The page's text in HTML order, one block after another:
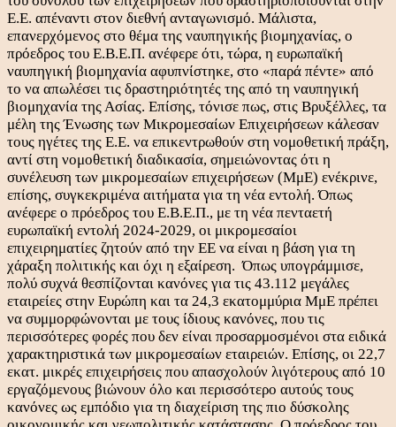
Ε.Ε. απέναντι στον διεθνή ανταγωνισμό. Μάλιστα,
επανερχόμενος στο θέμα της ναυπηγικής βιομηχανίας, ο
πρόεδρος του Ε.Β.Ε.Π. ανέφερε ότι, τώρα, η ευρωπαϊκή
ναυπηγική βιομηχανία αφυπνίστηκε, στο «παρά πέντε» από
το να απωλέσει τις δραστηριότητές της από τη ναυπηγική
βιομηχανία της Ασίας. Επίσης, τόνισε πως, στις Βρυξέλλες, τα
μέλη της Ένωσης των Μικρομεσαίων Επιχειρήσεων κάλεσαν
τους ηγέτες της Ε.Ε. να επικεντρωθούν στη νομοθετική πράξη,
αντί στη νομοθετική διαδικασία, σημειώνοντας ότι η
συνέλευση των μικρομεσαίων επιχειρήσεων (ΜμΕ) ενέκρινε,
επίσης, συγκεκριμένα αιτήματα για τη νέα εντολή. Όπως
ανέφερε ο πρόεδρος του Ε.Β.Ε.Π., με τη νέα πενταετή
ευρωπαϊκή εντολή 2024-2029, οι μικρομεσαίοι
επιχειρηματίες ζητούν από την ΕΕ να είναι η βάση για τη
χάραξη πολιτικής και όχι η εξαίρεση. Όπως υπογράμμισε,
πολύ συχνά θεσπίζονται κανόνες για τις 43.112 μεγάλες
εταιρείες στην Ευρώπη και τα 24,3 εκατομμύρια ΜμΕ πρέπει
να συμμορφώνονται με τους ίδιους κανόνες, που τις
περισσότερες φορές που δεν είναι προσαρμοσμένοι στα ειδικά
χαρακτηριστικά των μικρομεσαίων εταιρειών. Επίσης, οι 22,7
εκατ. μικρές επιχειρήσεις που απασχολούν λιγότερους από 10
εργαζόμενους βιώνουν όλο και περισσότερο αυτούς τους
κανόνες ως εμπόδιο για τη διαχείριση της πιο δύσκολης